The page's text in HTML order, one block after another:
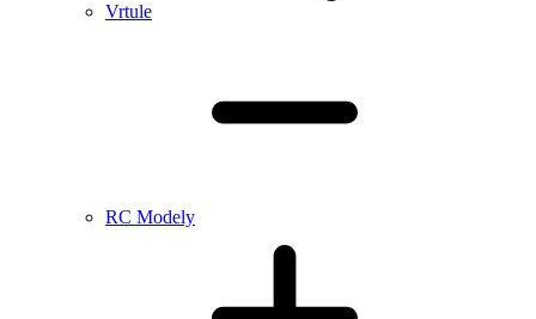
Vrtule
RC Modely